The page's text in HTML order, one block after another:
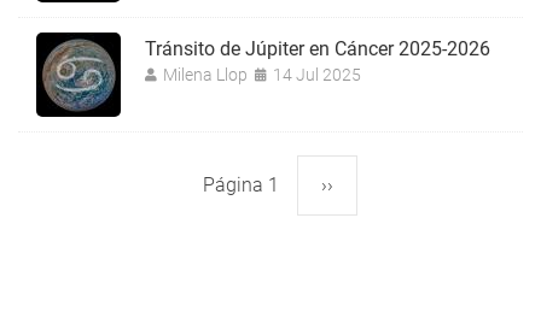
Tránsito de Júpiter en Cáncer 2025-2026
Milena Llop 14 Jul 2025
Página 1 Siguiente
››